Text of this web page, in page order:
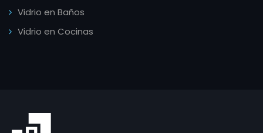
Vidrio en Baños
Vidrio en Cocinas